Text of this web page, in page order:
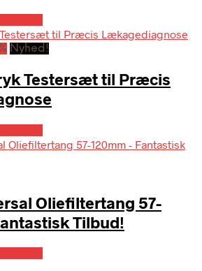
Nyhed!
Testersæt til Præcis
Oliefiltertang 57-
Tilbud!